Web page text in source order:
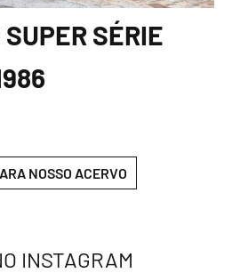
SÉRIE
NOSSO ACERVO
INSTAGRAM